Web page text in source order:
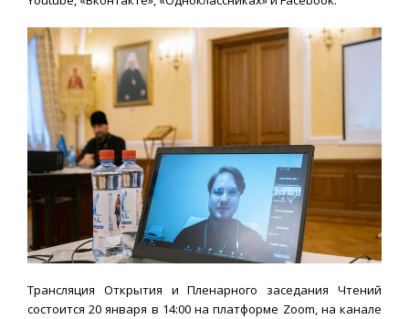
Трансляция Открытия и Пленарного заседания Чтений
состоится 20 января в 14:00 на платформе Zoom, на канале